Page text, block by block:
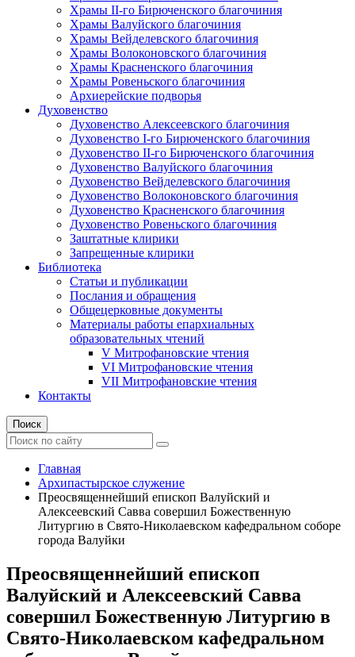
Храмы II-го Бирюченского благочиния
Храмы Валуйского благочиния
Храмы Вейделевского благочиния
Храмы Волоконовского благочиния
Храмы Красненского благочиния
Храмы Ровеньского благочиния
Архиерейские подворья
Духовенство
Духовенство Алексеевского благочиния
Духовенство I-го Бирюченского благочиния
Духовенство II-го Бирюченского благочиния
Духовенство Валуйского благочиния
Духовенство Вейделевского благочиния
Духовенство Волоконовского благочиния
Духовенство Красненского благочиния
Духовенство Ровеньского благочиния
Заштатные клирики
Запрещенные клирики
Библиотека
Статьи и публикации
Послания и обращения
Общецерковные документы
Материалы работы епархиальных
образовательных чтений
V Митрофановские чтения
VI Митрофановские чтения
VII Митрофановские чтения
Контакты
Поиск
Главная
Архипастырское служение
Преосвященнейший епископ Валуйский и
Алексеевский Савва совершил Божественную
Литургию в Свято-Николаевском кафедральном соборе
города Валуйки
Преосвященнейший епископ
Валуйский и Алексеевский Савва
совершил Божественную Литургию в
Свято-Николаевском кафедральном